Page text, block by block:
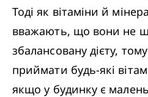
Тоді як вітаміни й
вважають, що вони не
збалансовану дієту,
приймати будь-які
якщо у будинку є